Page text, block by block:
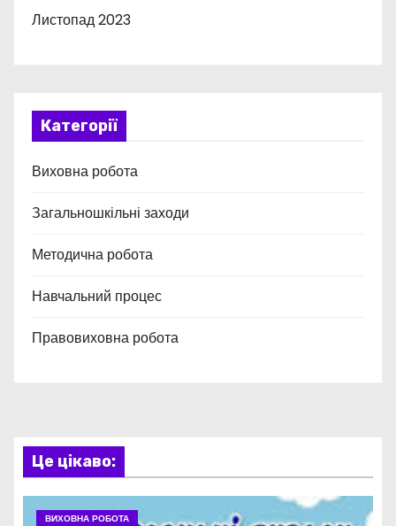
Листопад 2023
Категорії
Виховна робота
Загальношкільні заходи
Методична робота
Навчальний процес
Правовиховна робота
Це цікаво:
ВИХОВНА РОБОТА